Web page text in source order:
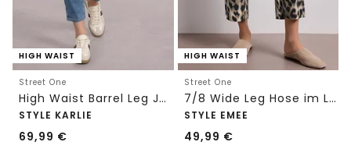
HIGH WAIST
Street One
High Waist Barrel Leg Jeans im Loose Fit
STYLE KARLIE
69,99 €
HIGH WAIST
Street One
7/8 Wide Leg Hose im Loose Fit mit Print
STYLE EMEE
49,99 €